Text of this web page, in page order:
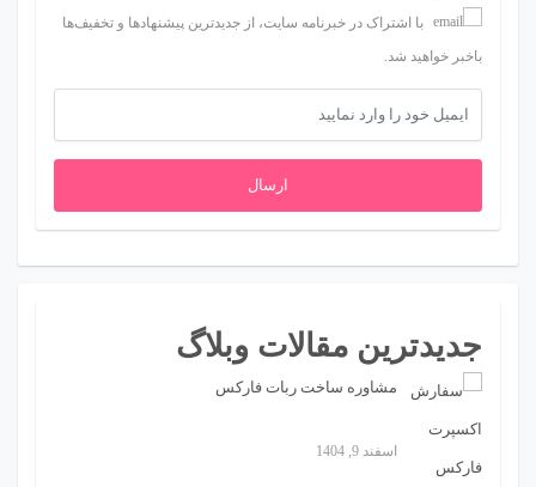
با اشتراک در خبرنامه سایت، از جدیدترین پیشنهادها و تخفیف‌ها
باخبر خواهید شد.
ارسال
جدیدترین مقالات وبلاگ
مشاوره ساخت ربات فارکس
اسفند 9, 1404